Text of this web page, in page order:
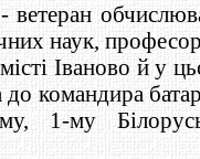
наук,
Іваново й у
командира
1-му